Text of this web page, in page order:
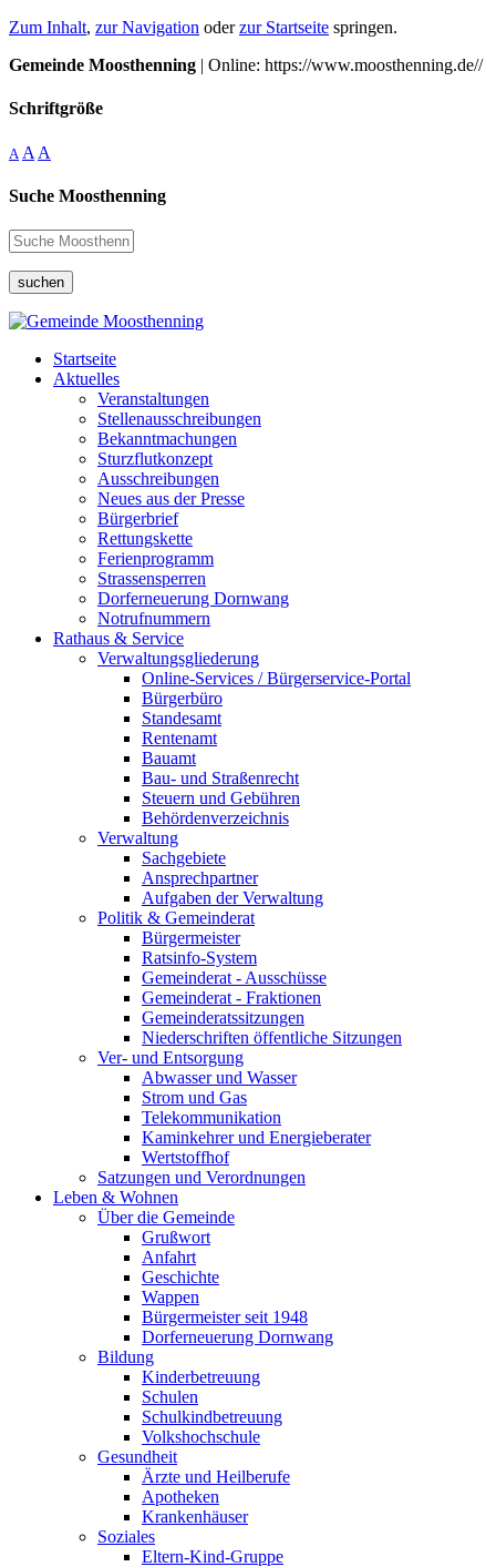
Zum Inhalt, zur Navigation oderzur Startseite springen.
Gemeinde Moosthenning | Online: https://www.moosthenning.de//
Schriftgröße
A A A
Suche Moosthenning
suchen
Startseite
Aktuelles
Veranstaltungen
Stellenausschreibungen
Bekanntmachungen
Sturzflutkonzept
Ausschreibungen
Neues aus der Presse
Bürgerbrief
Rettungskette
Ferienprogramm
Strassensperren
Dorferneuerung Dornwang
Notrufnummern
Rathaus & Service
Verwaltungsgliederung
Online-Services / Bürgerservice-Portal
Bürgerbüro
Standesamt
Rentenamt
Bauamt
Bau- und Straßenrecht
Steuern und Gebühren
Behördenverzeichnis
Verwaltung
Sachgebiete
Ansprechpartner
Aufgaben der Verwaltung
Politik & Gemeinderat
Bürgermeister
Ratsinfo-System
Gemeinderat - Ausschüsse
Gemeinderat - Fraktionen
Gemeinderatssitzungen
Niederschriften öffentliche Sitzungen
Ver- und Entsorgung
Abwasser und Wasser
Strom und Gas
Telekommunikation
Kaminkehrer und Energieberater
Wertstoffhof
Satzungen und Verordnungen
Leben & Wohnen
Über die Gemeinde
Grußwort
Anfahrt
Geschichte
Wappen
Bürgermeister seit 1948
Dorferneuerung Dornwang
Bildung
Kinderbetreuung
Schulen
Schulkindbetreuung
Volkshochschule
Gesundheit
Ärzte und Heilberufe
Apotheken
Krankenhäuser
Soziales
Eltern-Kind-Gruppe